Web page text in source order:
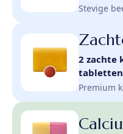
Stevige
2 zachte
tabletten
Premium